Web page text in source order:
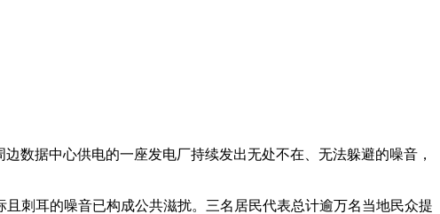
数据中心供电的一座发电厂持续发出无处不在、无法躲避的噪音，
刺耳的噪音已构成公共滋扰。三名居民代表总计逾万名当地民众提